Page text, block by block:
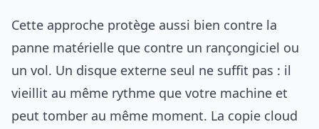
Cette approche protège aussi bien contre la
panne matérielle que contre un rançongiciel ou
un vol. Un disque externe seul ne suffit pas : il
vieillit au même rythme que votre machine et
peut tomber au même moment. La copie cloud